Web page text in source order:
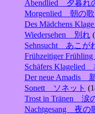
Abendlied 夕暮れ
Morgenlied 朝の歌
Des Mädchens
Wiedersehen 別れ
Sehnsucht あこが
Frühzeitiger
Schäfers Klagelied
Der neue Amadis
Sonett ソネット
Trost in Tränen 涙
Nachtgesang 夜の